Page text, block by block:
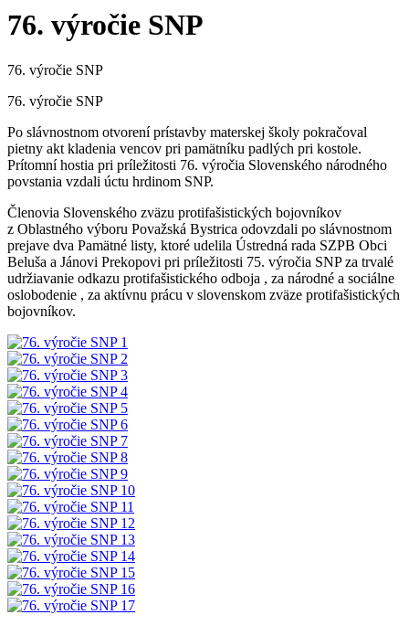
76. výročie SNP
76. výročie SNP
76. výročie SNP
Po slávnostnom otvorení prístavby materskej školy pokračoval
pietny akt kladenia vencov pri pamätníku padlých pri kostole.
Prítomní hostia pri príležitosti 76. výročia Slovenského národného
povstania vzdali úctu hrdinom SNP.
Členovia Slovenského zväzu protifašistických bojovníkov
z Oblastného výboru Považská Bystrica odovzdali po slávnostnom
prejave dva Pamätné listy, ktoré udelila Ústredná rada SZPB Obci
Beluša a Jánovi Prekopovi pri príležitosti 75. výročia SNP za trvalé
udržiavanie odkazu protifašistického odboja , za národné a sociálne
oslobodenie , za aktívnu prácu v slovenskom zväze protifašistických
bojovníkov.